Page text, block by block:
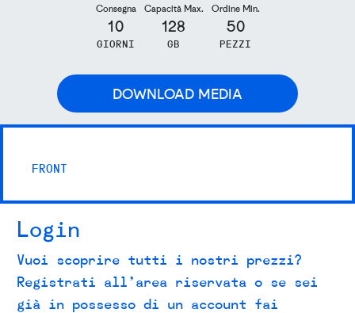
Consegna
10
GIORNI
Capacità Max.
128
GB
Ordine Min.
50
PEZZI
DOWNLOAD MEDIA
FRONT
Login
Vuoi scoprire tutti i nostri prezzi?
Registrati all’area riservata o se sei
già in possesso di un account fai